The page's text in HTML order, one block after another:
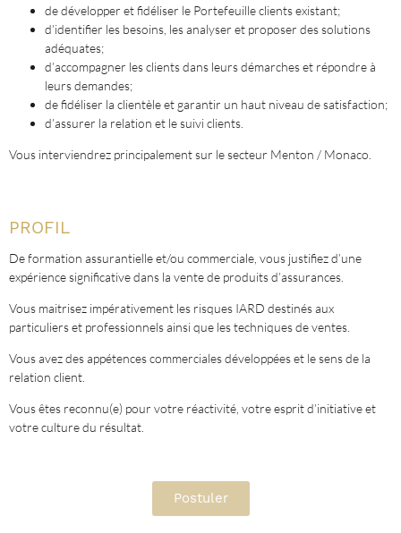
de développer et fidéliser le Portefeuille clients existant;
d’identifier les besoins, les analyser et proposer des solutions
adéquates;
d’accompagner les clients dans leurs démarches et répondre à
leurs demandes;
de fidéliser la clientèle et garantir un haut niveau de satisfaction;
d’assurer la relation et le suivi clients.
Vous interviendrez principalement sur le secteur Menton / Monaco.
PROFIL
De formation assurantielle et/ou commerciale, vous justifiez d’une
expérience significative dans la vente de produits d’assurances.
Vous maitrisez impérativement les risques IARD destinés aux
particuliers et professionnels ainsi que les techniques de ventes.
Vous avez des appétences commerciales développées et le sens de la
relation client.
Vous êtes reconnu(e) pour votre réactivité, votre esprit d’initiative et
votre culture du résultat.
Postuler